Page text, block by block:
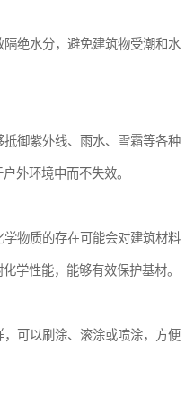
绝水分，避免建筑物受潮和水
御紫外线、雨水、雪霜等各种
外环境中而不失效。
物质的存在可能会对建筑材料
学性能，能够有效保护基材。
可以刷涂、滚涂或喷涂，方便